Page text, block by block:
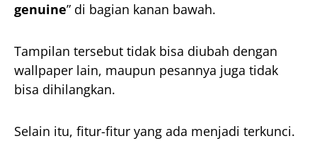
genuine” di bagian kanan bawah.
Tampilan tersebut tidak bisa diubah dengan
wallpaper lain, maupun pesannya juga tidak
bisa dihilangkan.
Selain itu, fitur-fitur yang ada menjadi terkunci.